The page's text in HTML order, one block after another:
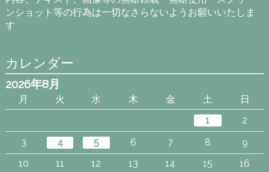
ンショット等の行為は一切なさらないようお願いいたしま
す
カレンダー
2026年8月
月 火 水 木 金 土
日
1
2
3
4 5 6 7 8
9
10
11 12 13 14 15
16